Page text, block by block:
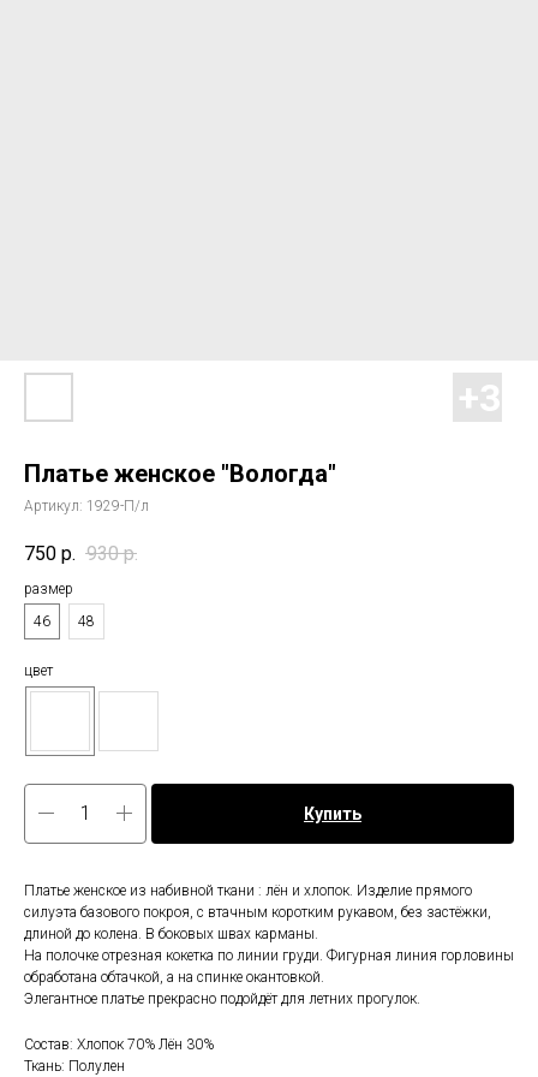
Платье женское "Вологда"
Артикул: 1929-П/л
750 р. 930 р.
размер
46
48
цвет
Купить
Платье женское из набивной ткани : лён и хлопок. Изделие прямого
силуэта базового покроя, с втачным коротким рукавом, без застёжки,
длиной до колена. В боковых швах карманы.
На полочке отрезная кокетка по линии груди. Фигурная линия горловины
обработана обтачкой, а на спинке окантовкой.
Элегантное платье прекрасно подойдёт для летних прогулок.
Состав: Хлопок 70% Лён 30%
Ткань: Полулен